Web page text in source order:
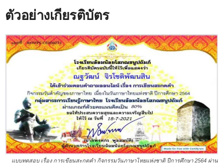
ตัวอย่างเกียรติบัตร
แบบทดสอบ เรื่อง การเขียนสะกดคำ กิจกรรมวันภาษาไทยแห่งชาติ ปีการศึกษา 2564 ผ่าน